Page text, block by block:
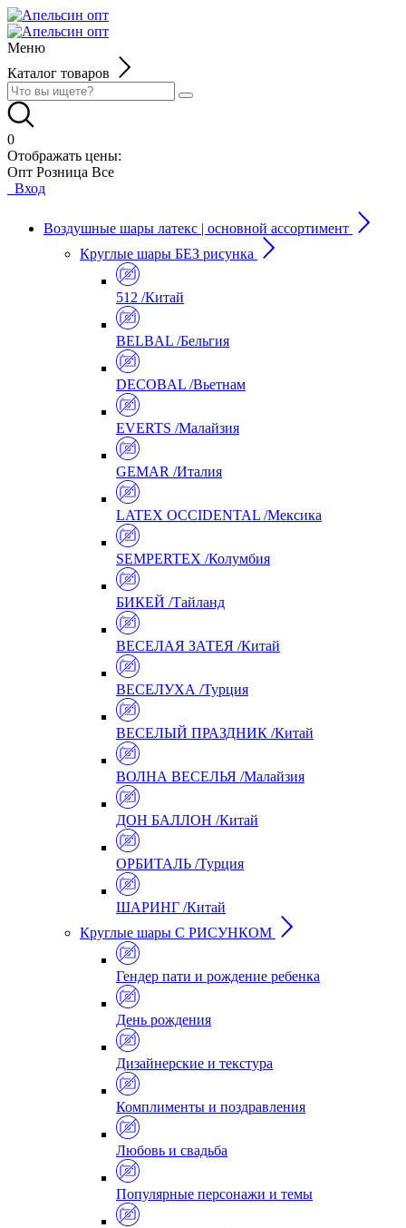
Меню
Каталог товаров
0
Отображать цены:
Опт Розница Все
Вход
Воздушные шары латекс | основной ассортимент
Круглые шары БЕЗ рисунка
512 /Китай
BELBAL /Бельгия
DECOBAL /Вьетнам
EVERTS /Малайзия
GEMAR /Италия
LATEX OCCIDENTAL /Мексика
SEMPERTEX /Колумбия
БИКЕЙ /Тайланд
ВЕСЕЛАЯ ЗАТЕЯ /Китай
ВЕСЕЛУХА /Турция
ВЕСЕЛЫЙ ПРАЗДНИК /Китай
ВОЛНА ВЕСЕЛЬЯ /Малайзия
ДОН БАЛЛОН /Китай
ОРБИТАЛЬ /Турция
ШАРИНГ /Китай
Круглые шары С РИСУНКОМ
Гендер пати и рождение ребенка
День рождения
Дизайнерские и текстура
Комплименты и поздравления
Любовь и свадьба
Популярные персонажи и темы